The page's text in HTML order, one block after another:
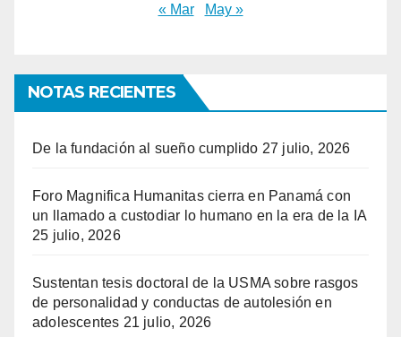
« Mar May »
NOTAS RECIENTES
De la fundación al sueño cumplido 27 julio, 2026
Foro Magnifica Humanitas cierra en Panamá con
un llamado a custodiar lo humano en la era de la IA
25 julio, 2026
Sustentan tesis doctoral de la USMA sobre rasgos
de personalidad y conductas de autolesión en
adolescentes 21 julio, 2026